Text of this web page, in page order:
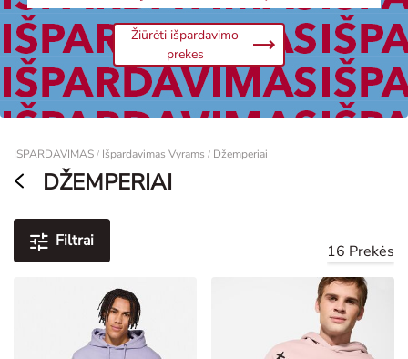
Žiūrėti išpardavimo
prekes
IŠPARDAVIMAS / Išpardavimas Vyrams / Džemperiai
DŽEMPERIAI
Filtrai
16 Prekės